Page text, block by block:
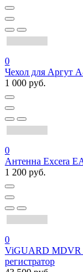
0
Чехол для Аргут
1 000 руб.
0
Антенна Excera
1 200 руб.
0
ViGUARD MDVR
регистратор